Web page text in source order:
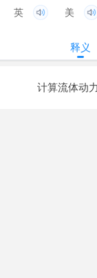
英 美
释义
计算流体动